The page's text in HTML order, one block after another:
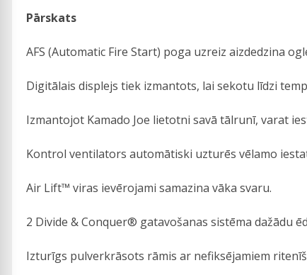
Pārskats
AFS (Automatic Fire Start) poga uzreiz aizdedzina
Digitālais displejs tiek izmantots, lai sekotu līdzi
Izmantojot Kamado Joe lietotni savā tālrunī, varat
Kontrol ventilators automātiski uzturēs vēlamo
Air Lift™ viras ievērojami samazina vāka svaru.
2 Divide & Conquer® gatavošanas sistēma dažādu
Izturīgs pulverkrāsots rāmis ar nefiksējamiem